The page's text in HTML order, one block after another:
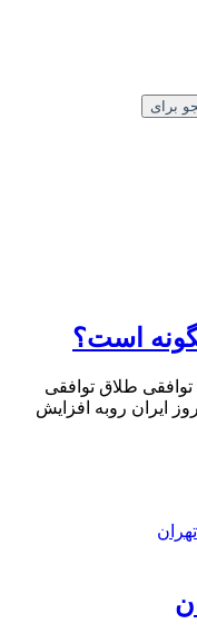
برای
است؟
طلاق توافقی
ایران روبه افزایش